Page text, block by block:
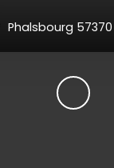
Phalsbourg 57370